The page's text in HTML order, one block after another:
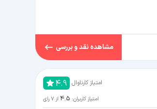
مشاهده نقد و بررسی
امتیاز کارناوال 4.9
امتیاز کاربران: 4.5 از 7رای